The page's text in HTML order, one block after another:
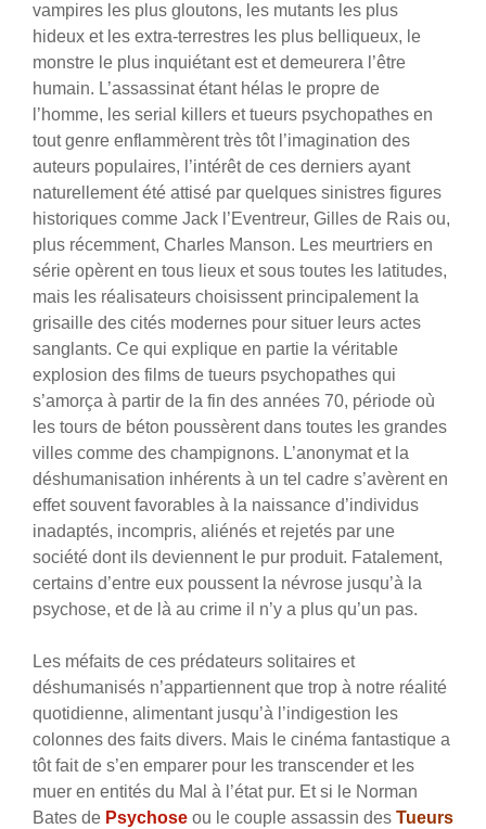
vampires les plus gloutons, les mutants les plus
hideux et les extra-terrestres les plus belliqueux, le
monstre le plus inquiétant est et demeurera l’être
humain. L’assassinat étant hélas le propre de
l’homme, les serial killers et tueurs psychopathes en
tout genre enflammèrent très tôt l’imagination des
auteurs populaires, l’intérêt de ces derniers ayant
naturellement été attisé par quelques sinistres figures
historiques comme Jack l’Eventreur, Gilles de Rais ou,
plus récemment, Charles Manson. Les meurtriers en
série opèrent en tous lieux et sous toutes les latitudes,
mais les réalisateurs choisissent principalement la
grisaille des cités modernes pour situer leurs actes
sanglants. Ce qui explique en partie la véritable
explosion des films de tueurs psychopathes qui
s’amorça à partir de la fin des années 70, période où
les tours de béton poussèrent dans toutes les grandes
villes comme des champignons. L’anonymat et la
déshumanisation inhérents à un tel cadre s’avèrent en
effet souvent favorables à la naissance d’individus
inadaptés, incompris, aliénés et rejetés par une
société dont ils deviennent le pur produit. Fatalement,
certains d’entre eux poussent la névrose jusqu’à la
psychose, et de là au crime il n’y a plus qu’un pas.
Les méfaits de ces prédateurs solitaires et
déshumanisés n’appartiennent que trop à notre réalité
quotidienne, alimentant jusqu’à l’indigestion les
colonnes des faits divers. Mais le cinéma fantastique a
tôt fait de s’en emparer pour les transcender et les
muer en entités du Mal à l’état pur. Et si le Norman
Bates de Psychose ou le couple assassin des Tueurs